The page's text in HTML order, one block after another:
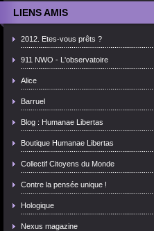
LIENS AMIS
2012. Etes-vous prêts ?
911 NWO - L'observatoire
Alice
Barruel
Blog : Humanae Libertas
Boutique Humanae Libertas
Collectif Citoyens du Monde
Contre la pensée unique !
Hologique
Nexus magazine